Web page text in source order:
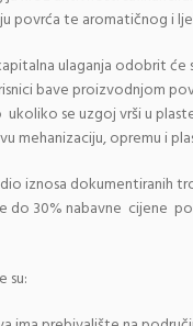
povrća te aromatičnog i
ulaganja odobrit
bave proizvodnjom
se uzgoj vrši u
mehanizaciju, opremu i
iznosa dokumentiranih
do 30% nabavne cijene
su: